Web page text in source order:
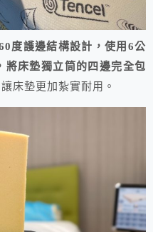
度護邊結構設計，使用6公
將床墊獨立筒的四邊完全包
床墊更加紮實耐用。